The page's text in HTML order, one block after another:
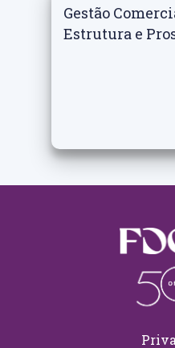
Gestão
Estrutura e